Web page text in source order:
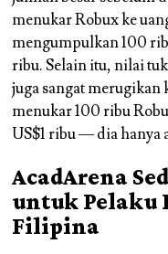
menukar Robux ke
mengumpulkan 100
ribu. Selain itu, nilai
juga sangat
menukar 100 ribu
US$1 ribu — dia hanya
AcadArena
untuk Pelaku
Filipina